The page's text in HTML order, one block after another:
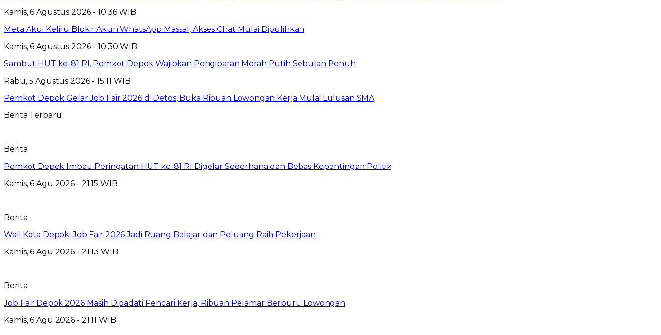
Kamis, 6 Agustus 2026 - 10:36 WIB
Meta Akui Keliru Blokir Akun WhatsApp Massal, Akses Chat Mulai Dipulihkan
Kamis, 6 Agustus 2026 - 10:30 WIB
Sambut HUT ke-81 RI, Pemkot Depok Wajibkan Pengibaran Merah Putih Sebulan Penuh
Rabu, 5 Agustus 2026 - 15:11 WIB
Pemkot Depok Gelar Job Fair 2026 di Detos, Buka Ribuan Lowongan Kerja Mulai Lulusan SMA
Berita Terbaru
Berita
Pemkot Depok Imbau Peringatan HUT ke-81 RI Digelar Sederhana dan Bebas Kepentingan Politik
Kamis, 6 Agu 2026 - 21:15 WIB
Berita
Wali Kota Depok: Job Fair 2026 Jadi Ruang Belajar dan Peluang Raih Pekerjaan
Kamis, 6 Agu 2026 - 21:13 WIB
Berita
Job Fair Depok 2026 Masih Dipadati Pencari Kerja, Ribuan Pelamar Berburu Lowongan
Kamis, 6 Agu 2026 - 21:11 WIB